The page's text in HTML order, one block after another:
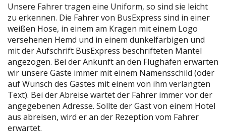
Unsere Fahrer tragen eine Uniform, so sind sie leicht
zu erkennen. Die Fahrer von BusExpress sind in einer
weißen Hose, in einem am Kragen mit einem Logo
versehenen Hemd und in einem dunkelfarbigen und
mit der Aufschrift BusExpress beschrifteten Mantel
angezogen. Bei der Ankunft an den Flughäfen erwarten
wir unsere Gäste immer mit einem Namensschild (oder
auf Wunsch des Gastes mit einem von ihm verlangten
Text). Bei der Abreise wartet der Fahrer immer vor der
angegebenen Adresse. Sollte der Gast von einem Hotel
aus abreisen, wird er an der Rezeption vom Fahrer
erwartet.